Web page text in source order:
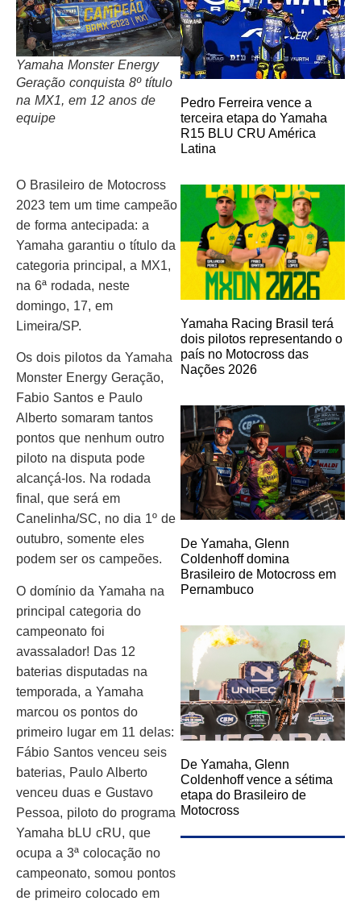
Yamaha Monster Energy
Geração conquista 8º título
na MX1, em 12 anos de
equipe
O Brasileiro de Motocross
2023 tem um time campeão
de forma antecipada: a
Yamaha garantiu o título da
categoria principal, a MX1,
na 6ª rodada, neste
domingo, 17, em
Limeira/SP.
Os dois pilotos da Yamaha
Monster Energy Geração,
Fabio Santos e Paulo
Alberto somaram tantos
pontos que nenhum outro
piloto na disputa pode
alcançá-los. Na rodada
final, que será em
Canelinha/SC, no dia 1º de
outubro, somente eles
podem ser os campeões.
O domínio da Yamaha na
principal categoria do
campeonato foi
avassalador! Das 12
baterias disputadas na
temporada, a Yamaha
marcou os pontos do
primeiro lugar em 11 delas:
Fábio Santos venceu seis
baterias, Paulo Alberto
venceu duas e Gustavo
Pessoa, piloto do programa
Yamaha bLU cRU, que
ocupa a 3ª colocação no
campeonato, somou pontos
de primeiro colocado em
Pedro Ferreira vence a
terceira etapa do Yamaha
R15 BLU CRU América
Latina
Yamaha Racing Brasil terá
dois pilotos representando o
país no Motocross das
Nações 2026
De Yamaha, Glenn
Coldenhoff domina
Brasileiro de Motocross em
Pernambuco
De Yamaha, Glenn
Coldenhoff vence a sétima
etapa do Brasileiro de
Motocross